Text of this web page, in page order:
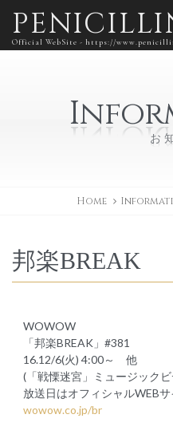
Official WebSite - https://
お
Home
邦楽BREAK
WOWOW
「邦楽BREAK」#381
16.12/6(火) 4:00～ 他
(「戦慄迷宮」ミュージック
放送日はオフィシャルWEBサ
wowow.co.jp/br